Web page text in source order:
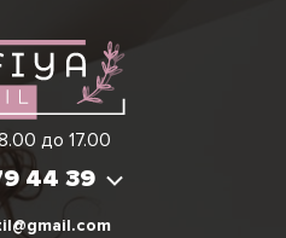
до 17.00
44 39
44 39